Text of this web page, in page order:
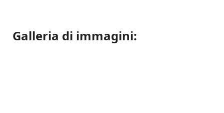
Galleria di immagini: